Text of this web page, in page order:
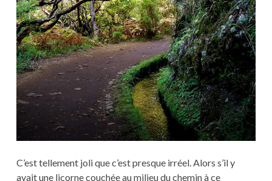
C’est tellement joli que c’est presque irréel. Alors s’il y
avait une licorne couchée au milieu du chemin à ce